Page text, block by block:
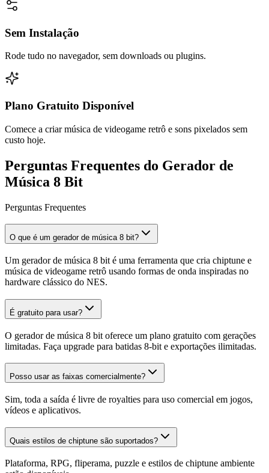
Sem Instalação
Rode tudo no navegador, sem downloads ou plugins.
Plano Gratuito Disponível
Comece a criar música de videogame retrô e sons pixelados sem
custo hoje.
Perguntas Frequentes do Gerador de
Música 8 Bit
Perguntas Frequentes
O que é um gerador de música 8 bit?
Um gerador de música 8 bit é uma ferramenta que cria chiptune e
música de videogame retrô usando formas de onda inspiradas no
hardware clássico do NES.
É gratuito para usar?
O gerador de música 8 bit oferece um plano gratuito com gerações
limitadas. Faça upgrade para batidas 8-bit e exportações ilimitadas.
Posso usar as faixas comercialmente?
Sim, toda a saída é livre de royalties para uso comercial em jogos,
vídeos e aplicativos.
Quais estilos de chiptune são suportados?
Plataforma, RPG, fliperama, puzzle e estilos de chiptune ambiente